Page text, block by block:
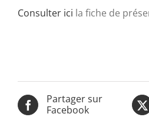
Consulter ici la fiche de
Partager sur
Facebook